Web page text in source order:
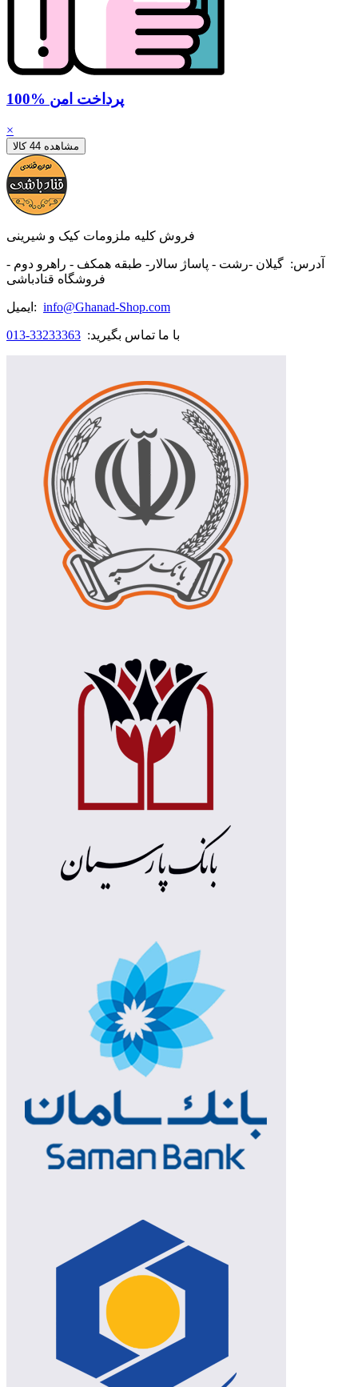
100% پرداخت امن
×
مشاهده 44 کالا
فروش کلیه ملزومات کیک و شیرینی
آدرس: گیلان -رشت - پاساژ سالار- طبقه همکف - راهرو دوم -
فروشگاه قنادباشی
ایمیل: info@Ghanad-Shop.com
با ما تماس بگیرید: 33233363-013